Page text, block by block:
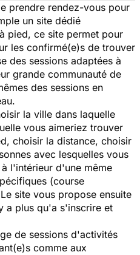
prendre rendez-vous pour
un site dédié
pied, ce site permet pour
les confirmé(e)s de trouver
des sessions adaptées à
grande communauté de
des sessions en
la ville dans laquelle
vous aimeriez trouver
choisir la distance, choisir
avec lesquelles vous
l'intérieur d'une même
(course
site vous propose ensuite
a plus qu'a s'inscrire et
de sessions d'activités
comme aux